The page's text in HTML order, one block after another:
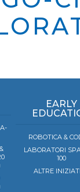
EARLY
ROBOTICA &
LABORATORI
100
ALTRE